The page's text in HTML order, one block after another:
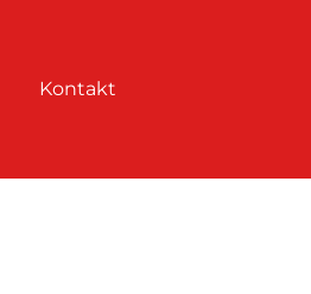
Kontakt